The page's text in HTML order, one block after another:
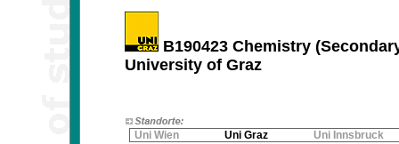
B190423 Chemistry
University of Graz
Uni Wien Uni Graz Uni Innsbruck